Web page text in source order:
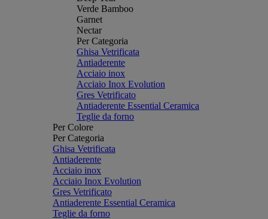
Verde Bamboo
Garnet
Nectar
Per Categoria
Ghisa Vetrificata
Antiaderente
Acciaio inox
Acciaio Inox Evolution
Gres Vetrificato
Antiaderente Essential Ceramica
Teglie da forno
Per Colore
Per Categoria
Ghisa Vetrificata
Antiaderente
Acciaio inox
Acciaio Inox Evolution
Gres Vetrificato
Antiaderente Essential Ceramica
Teglie da forno